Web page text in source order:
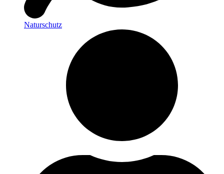
Naturschutz